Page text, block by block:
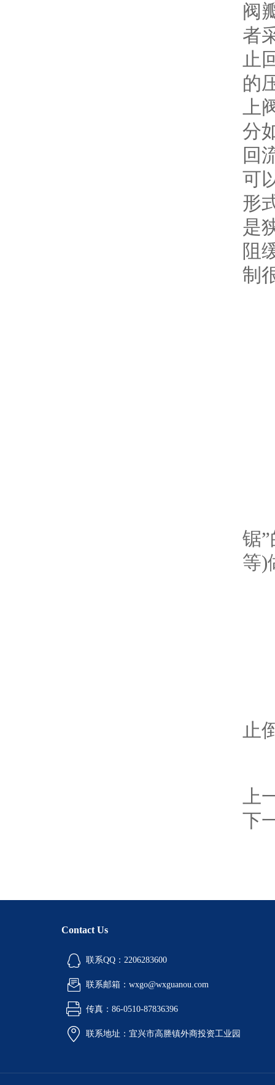
阀
者
止
的
上
分
回
可
形
是
阻
制
锯
等)
止
上
下
Contact Us
联系QQ：2206283600
联系邮箱：wxgo@wxguanou.com
传真：86-0510-87836396
联系地址：宜兴市高塍镇外商投资工业园